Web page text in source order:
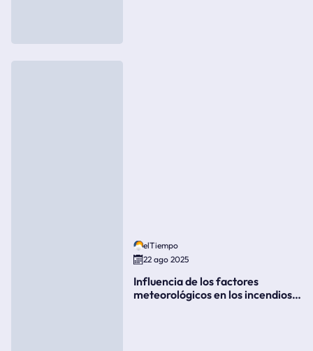
elTiempo
22 ago 2025
Influencia de los factores
meteorológicos en los incendios